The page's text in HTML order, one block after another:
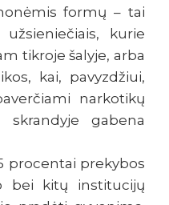
formų – tai
kurie
tikroje šalyje, arba
kai, pavyzdžiui,
narkotikų
gabena
procentai prekybos
bei kitų institucijų